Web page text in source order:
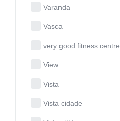
Varanda
Vasca
very good fitness centre
View
Vista
Vista cidade